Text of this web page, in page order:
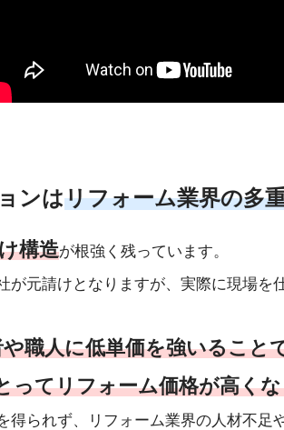
ンはリフォーム業界の多
構造が根強く残っています。
元請けとなりますが、実際に現場
職人に低単価を強いること
ってリフォーム価格が高く
られず、リフォーム業界の人材不足